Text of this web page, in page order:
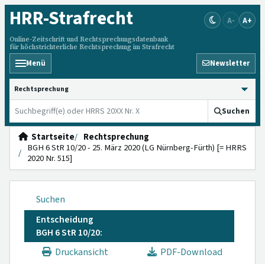
HRR-Strafrecht
Online-Zeitschrift und Rechtsprechungsdatenbank
für höchstrichterliche Rechtsprechung im Strafrecht
A- A+
Menü Newsletter
HRRS durchsuchen
Suchen
Startseite
Rechtsprechung
BGH 6 StR 10/20 - 25. März 2020 (LG Nürnberg-Fürth) [= HRRS
2020 Nr. 515]
Suchen
Entscheidung
BGH 6 StR 10/20:
Druckansicht
PDF-Download